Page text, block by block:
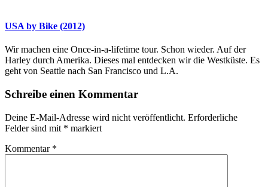
USA by Bike (2012)
Wir machen eine Once-in-a-lifetime tour. Schon wieder. Auf der
Harley durch Amerika. Dieses mal entdecken wir die Westküste. Es
geht von Seattle nach San Francisco und L.A.
Schreibe einen Kommentar
Deine E-Mail-Adresse wird nicht veröffentlicht. Erforderliche
Felder sind mit * markiert
Kommentar *